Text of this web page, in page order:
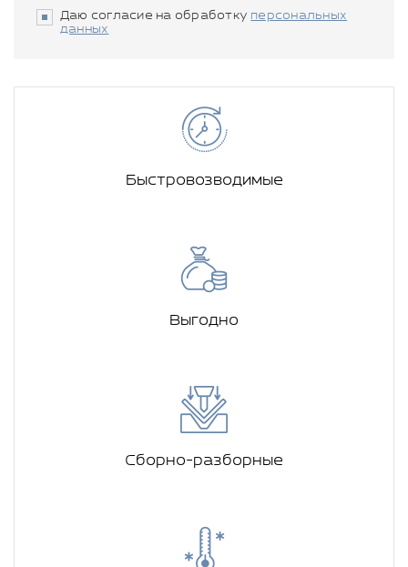
Даю согласие на обработку персональных
данных
Быстровозводимые
Выгодно
Сборно-разборные